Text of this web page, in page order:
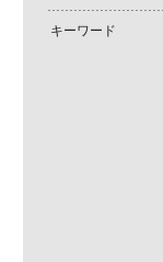
キーワード